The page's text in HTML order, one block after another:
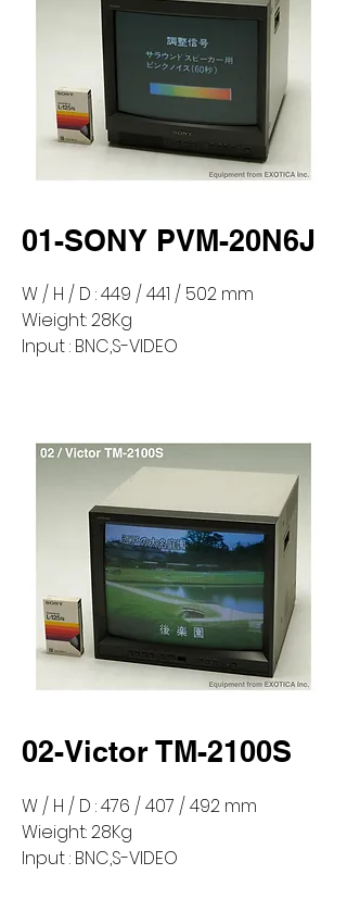
01-SONY PVM-20N6J
W / H / D : 449 / 441 / 502 mm
Wieight: 28Kg
Input : BNC,S-VIDEO
02-Victor TM-2100S
W / H / D : 476 / 407 / 492 mm
Wieight: 28Kg
Input : BNC,S-VIDEO